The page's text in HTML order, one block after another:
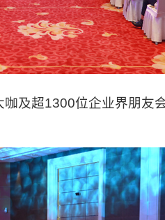
超1300位企业界朋友